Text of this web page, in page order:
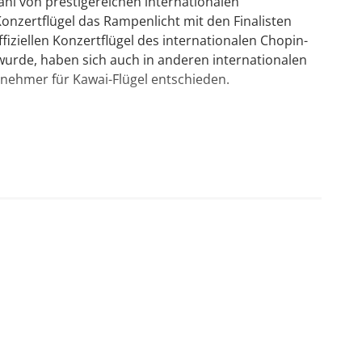
- nach einer gewissen Dauer - den ein oder
das Rampenlicht mit den Finalisten
Konzertflügel des internationalen Chopin-
haben sich auch in anderen internationalen
für Kawai-Flügel entschieden.